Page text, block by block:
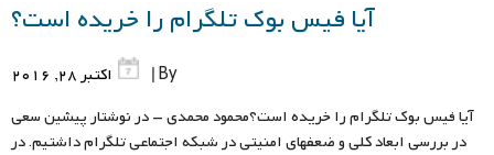
آیا فیس بوک تلگرام را خریده است؟
By |
اکتبر 28, 2016
آیا فیس بوک تلگرام را خریده است؟محمود محمدی – در نوشتار پیشین سعی
در بررسی ابعاد کلی و ضعفهای امنیتی در شبکه اجتماعی تلگرام داشتیم. در